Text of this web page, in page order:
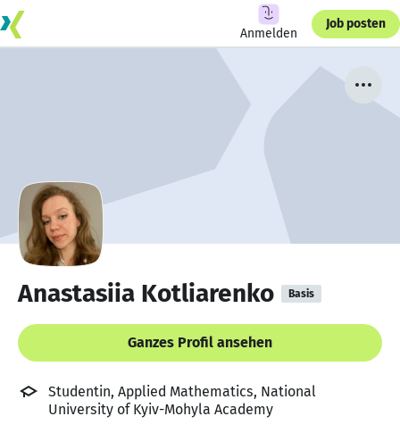
Anmelden
Job posten
Anastasiia Kotliarenko Basis
Ganzes Profil ansehen
Studentin, Applied Mathematics, National
University of Kyiv-Mohyla Academy